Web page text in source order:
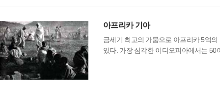
아프리카 기아
금세기 최고의 가뭄으로 아프리카 5억
있다. 가장 심각한 이디오피아에서는